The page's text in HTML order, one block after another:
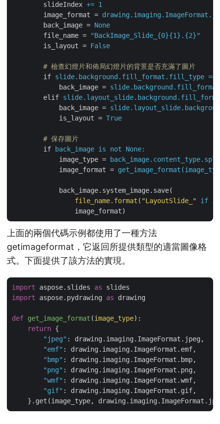
slideIndex += 1
image_format =
back_image = None
file_name =
"BackImage_Slide_{0}{1}.{2}"
is_layout = False
        # 檢查幻燈片和佈局幻燈片的背景是否充滿了圖片
if slide.background.fill_format.fill_type ==
back_image =
elif
back_image =
is_layout = True
        # 保存圖片
if
back_image is not None:
image_type =
image_format =
back_image.system_image.save(
file_name.format("LayoutSlide_"
if
image_format)
上面的兩個代碼示例都使用了一種方法
getimageformat，它返回所提供類型的適當圖像格
式。下面提供了該方法的實現。
import aspose.slides as
import aspose.pydrawing as drawing
def get_image_format (image_type):
return {
"jpeg" : drawing.imaging.ImageFormat.jpeg,
"emf" : drawing.imaging.ImageFormat.emf,
"bmp" : drawing.imaging.ImageFormat.bmp,
"png" : drawing.imaging.ImageFormat.png,
"wmf" : drawing.imaging.ImageFormat.wmf,
"gif" : drawing.imaging.ImageFormat.gif,